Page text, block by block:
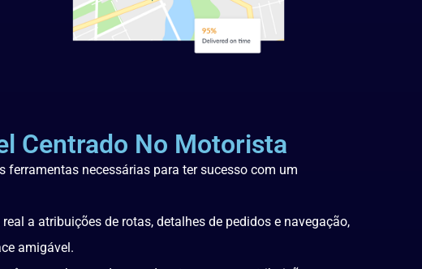
Centrado No Motorista
ferramentas necessárias para ter sucesso com um
a atribuições de rotas, detalhes de pedidos e navegação,
amigável.